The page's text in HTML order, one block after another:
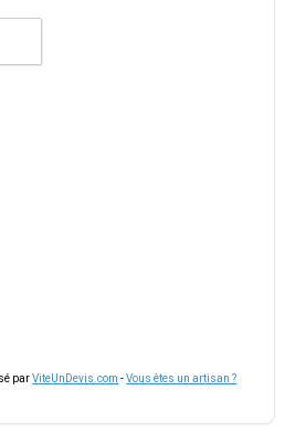
parViteUnDevis.com -Vous êtes un artisan ?